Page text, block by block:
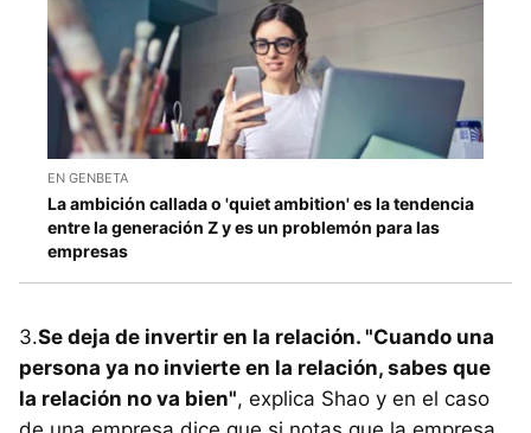
EN GENBETA
La ambición callada o 'quiet ambition' es la tendencia
entre la generación Z y es un problemón para las
empresas
3.Se deja de invertir en la relación. "Cuando una
persona ya no invierte en la relación, sabes que
la relación no va bien", explica Shao y en el caso